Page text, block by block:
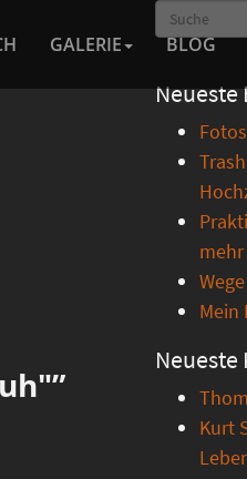
GALERIE BLOG
Neueste
Mein
Kurt